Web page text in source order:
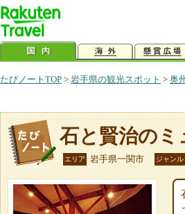
たびノートTOP > 岩手県の観光スポット > 奥
石と賢治のミ
エリア 岩手県一関市 ジャンル